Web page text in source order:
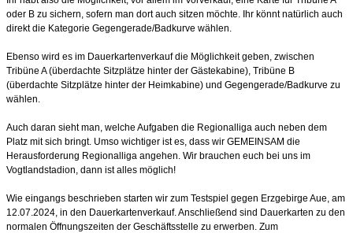
oder B zu sichern, sofern man dort auch sitzen möchte. Ihr könnt natürlich auch
direkt die Kategorie Gegengerade/Badkurve wählen.
Ebenso wird es im Dauerkartenverkauf die Möglichkeit geben, zwischen
Tribüne A (überdachte Sitzplätze hinter der Gästekabine), Tribüne B
(überdachte Sitzplätze hinter der Heimkabine) und Gegengerade/Badkurve zu
wählen.
Auch daran sieht man, welche Aufgaben die Regionalliga auch neben dem
Platz mit sich bringt. Umso wichtiger ist es, dass wir GEMEINSAM die
Herausforderung Regionalliga angehen. Wir brauchen euch bei uns im
Vogtlandstadion, dann ist alles möglich!
Wie eingangs beschrieben starten wir zum Testspiel gegen Erzgebirge Aue, am
12.07.2024, in den Dauerkartenverkauf. Anschließend sind Dauerkarten zu den
normalen Öffnungszeiten der Geschäftsstelle zu erwerben. Zum